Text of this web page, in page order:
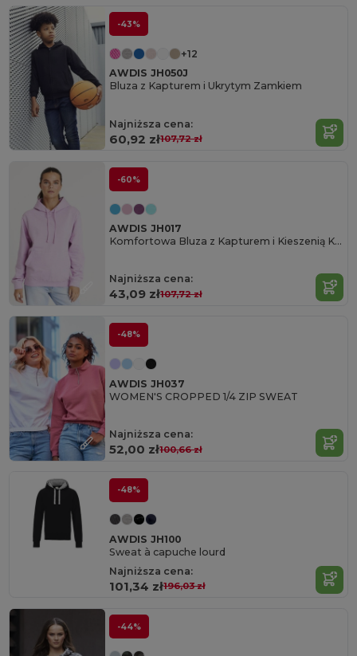
-43%
+12
AWDIS JH050J
Bluza z Kapturem i Ukrytym Zamkiem
Najniższa cena:
60,92 zł107,72 zł
-60%
AWDIS JH017
Komfortowa Bluza z Kapturem i Kieszenią Kangurką
Najniższa cena:
43,09 zł107,72 zł
-48%
AWDIS JH037
WOMEN'S CROPPED 1/4 ZIP SWEAT
Najniższa cena:
52,00 zł100,66 zł
-48%
AWDIS JH100
Sweat à capuche lourd
Najniższa cena:
101,34 zł196,03 zł
-44%